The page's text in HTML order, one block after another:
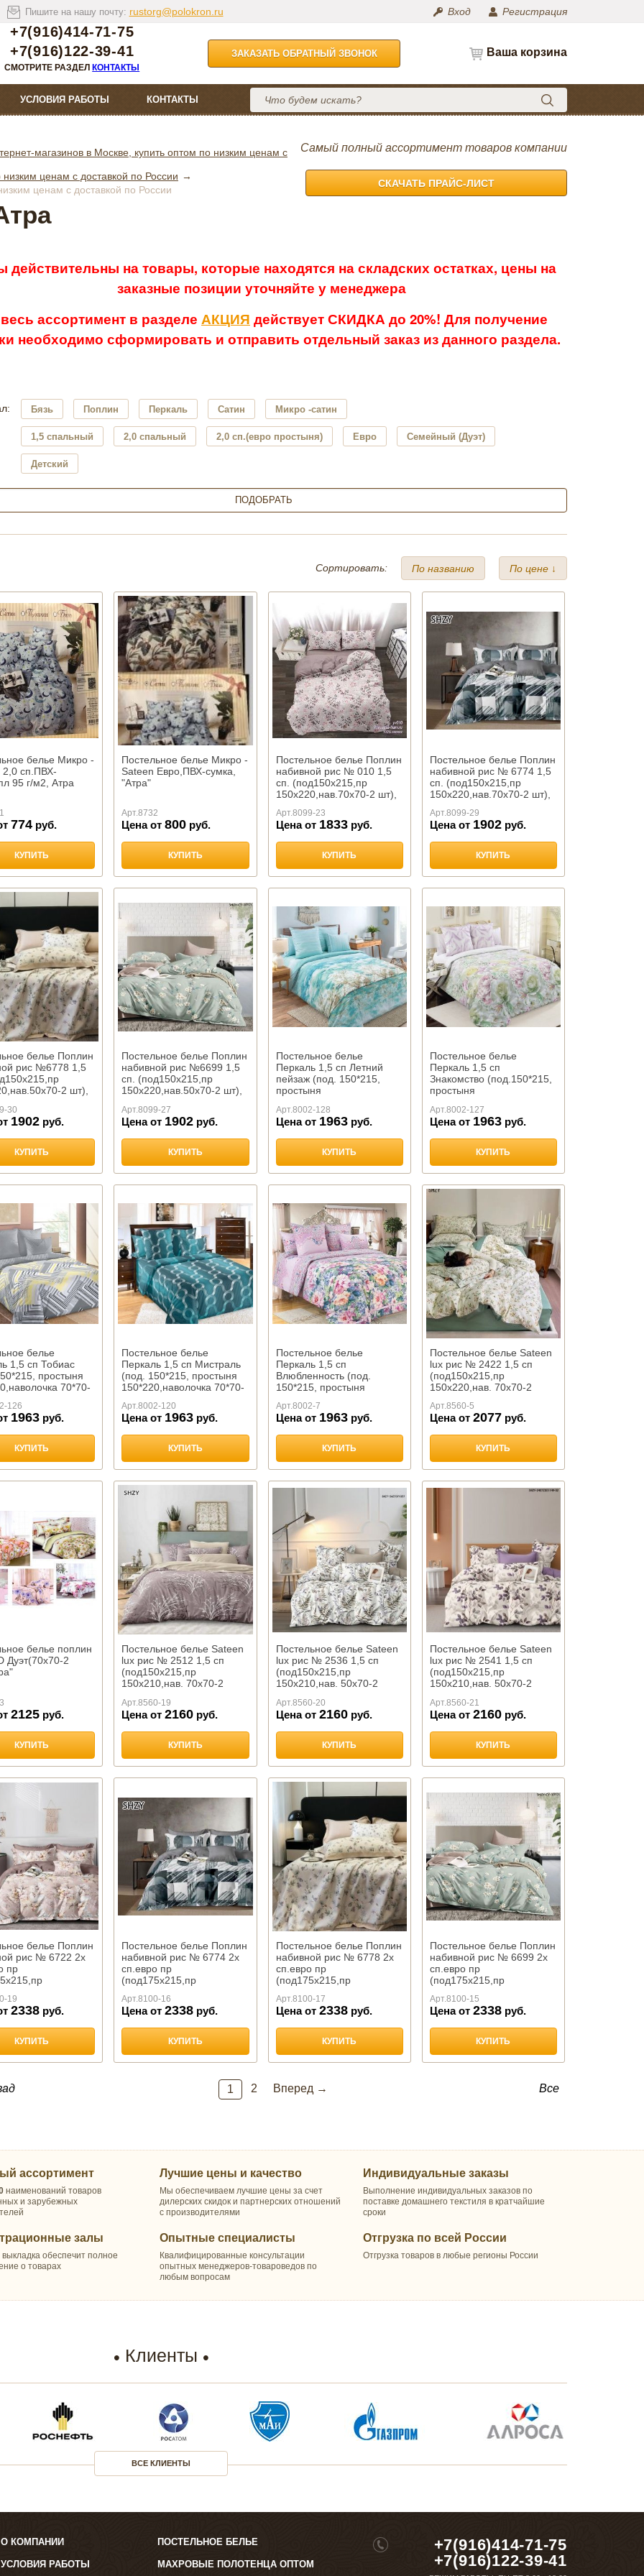
Пишите на нашу почту: rustorg@polokron.ru Вход Регистрация
+7(916)414-71-75
+7(916)122-39-41
СМОТРИТЕ РАЗДЕЛКОНТАКТЫ
ЗАКАЗАТЬ ОБРАТНЫЙ ЗВОНОК Ваша корзина
УСЛОВИЯ РАБОТЫ КОНТАКТЫ
магазинов в Москве, купить оптом по низким ценам с
ценам с доставкой по России
ценам с доставкой по России
Самый полный ассортимент товаров компании
СКАЧАТЬ ПРАЙС-ЛИСТ
действительны на товары, которые находятся на складских остатках, цены на
заказные позиции уточняйте у менеджера
ассортимент в разделе АКЦИЯ действует СКИДКА до 20%! Для получение
необходимо сформировать и отправить отдельный заказ из данного раздела.
Бязь Поплин Перкаль Сатин Микро -сатин
1,5 спальный 2,0 спальный 2,0 сп.(евро простыня) Евро Семейный (Дуэт)
Детский
Сортировать: По названию По цене ↓
белье Микро -
2,0 сп.ПВХ-
95 г/м2, Атра
774 руб.
КУПИТЬ
Постельное белье Микро -
Sateen Евро,ПВХ-сумка,
"Атра"
Арт.8732
Цена от800 руб.
КУПИТЬ
Постельное белье Поплин
набивной рис № 010 1,5
сп. (под150х215,пр
150х220,нав.70х70-2 шт),
Арт.8099-23
Цена от 1833руб.
КУПИТЬ
Постельное белье Поплин
набивной рис № 6774 1,5
сп. (под150х215,пр
150х220,нав.70х70-2 шт),
Арт.8099-29
Цена от 1902руб.
КУПИТЬ
белье Поплин
рис №6778 1,5
2 шт),
30
1902 руб.
КУПИТЬ
Постельное белье Поплин
набивной рис №6699 1,5
сп. (под150х215,пр
150х220,нав.50х70-2 шт),
Арт.8099-27
Цена от 1902 руб.
КУПИТЬ
Постельное белье
Перкаль 1,5 сп Летний
пейзаж (под. 150*215,
простыня
2 ш
Арт.8002-128
Цена от 1963руб.
КУПИТЬ
Постельное белье
Перкаль 1,5 сп
Знакомство (под.150*215,
простыня
2 ш
Арт.8002-127
Цена от 1963руб.
КУПИТЬ
белье
1,5 сп Тобиас
простыня
70*70-
126
1963 руб.
КУПИТЬ
Постельное белье
Перкаль 1,5 сп Мистраль
(под. 150*215, простыня
150*220,наволочка 70*70-
Арт.8002-120
Цена от 1963 руб.
КУПИТЬ
Постельное белье
Перкаль 1,5 сп
Влюбленность (под.
150*215, простыня
2 ш
Арт.8002-7
Цена от 1963руб.
КУПИТЬ
Постельное белье Sateen
lux рис № 2422 1,5 сп
(под150х215,пр
150х220,нав. 70х70-2
Арт.8560-5
Цена от 2077руб.
КУПИТЬ
белье поплин
Дуэт(70х70-2
2125 руб.
КУПИТЬ
Постельное белье Sateen
lux рис № 2512 1,5 сп
(под150х215,пр
150х210,нав. 70х70-2
Арт.8560-19
Цена от2160 руб.
КУПИТЬ
Постельное белье Sateen
lux рис № 2536 1,5 сп
(под150х215,пр
150х210,нав. 50х70-2
Арт.8560-20
Цена от 2160руб.
КУПИТЬ
Постельное белье Sateen
lux рис № 2541 1,5 сп
(под150х215,пр
150х210,нав. 50х70-2
Арт.8560-21
Цена от 2160руб.
КУПИТЬ
белье Поплин
рис № 6722 2х
пр
19
2338 руб.
КУПИТЬ
Постельное белье Поплин
набивной рис № 6774 2х
сп.евро пр
(под175х215,пр
Арт.8100-16
Цена от2338 руб.
КУПИТЬ
Постельное белье Поплин
набивной рис № 6778 2х
сп.евро пр
(под175х215,пр
Арт.8100-17
Цена от 2338руб.
КУПИТЬ
Постельное белье Поплин
набивной рис № 6699 2х
сп.евро пр
(под175х215,пр
Арт.8100-15
Цена от 2338руб.
КУПИТЬ
1 2 Вперед → Все
ассортимент
наименований товаров
и зарубежных
залы
обеспечит полное
о товарах
Лучшие цены и качество
Мы обеспечиваем лучшие цены за счет
дилерских скидок и партнерских отношений
с производителями
Опытные специалисты
Квалифицированные консультации
опытных менеджеров-товароведов по
любым вопросам
Индивидуальные заказы
Выполнение индивидуальных заказов по
поставке домашнего текстиля в кратчайшие
сроки
Отгрузка по всей России
Отгрузка товаров в любые регионы России
Клиенты
ВСЕ КЛИЕНТЫ
О КОМПАНИИ
УСЛОВИЯ РАБОТЫ
ПОСТЕЛЬНОЕ БЕЛЬЕ
МАХРОВЫЕ ПОЛОТЕНЦА ОПТОМ
+7(916)414-71-75
+7(916)122-39-41